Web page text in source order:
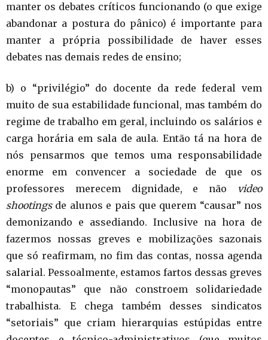
manter os debates críticos funcionando (o que exige
abandonar a postura do pânico) é importante para
manter a própria possibilidade de haver esses
debates nas demais redes de ensino;
b) o “privilégio” do docente da rede federal vem
muito de sua estabilidade funcional, mas também do
regime de trabalho em geral, incluindo os salários e
carga horária em sala de aula. Então tá na hora de
nós pensarmos que temos uma responsabilidade
enorme em convencer a sociedade de que os
professores merecem dignidade, e não video
shootingsde alunos e pais que querem “causar” nos
demonizando e assediando. Inclusive na hora de
fazermos nossas greves e mobilizações sazonais
que só reafirmam, no fim das contas, nossa agenda
salarial. Pessoalmente, estamos fartos dessas greves
“monopautas” que não constroem solidariedade
trabalhista. E chega também desses sindicatos
“setoriais” que criam hierarquias estúpidas entre